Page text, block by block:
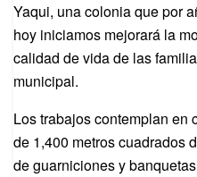
Yaqui, una colonia que por
hoy iniciamos mejorará la
calidad de vida de las
municipal.
Los trabajos contemplan en
de 1,400 metros cuadrados
de guarniciones y